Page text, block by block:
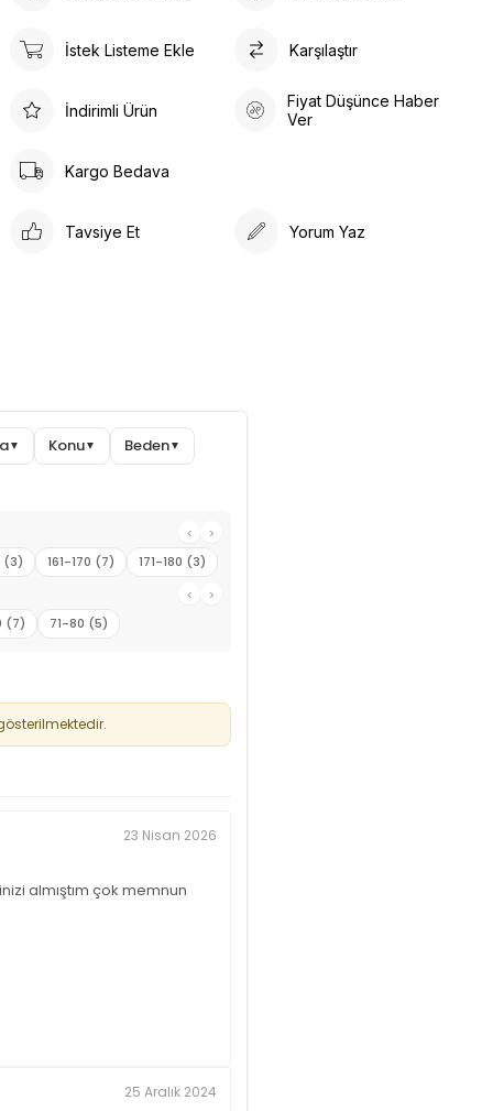
İstek Listeme Ekle Karşılaştır
İndirimli Ürün
Fiyat Düşünce Haber
Ver
Kargo Bedava
Tavsiye Et Yorum Yaz
▼ Konu▼ Beden▼
‹
›
(3)
161-170 (7)
171-180 (3)
‹
›
(7)
71-80 (5)
23 Nisan 2026
almıştım çok memnun
25 Aralık 2024